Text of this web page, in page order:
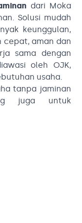
dari Moka
Solusi mudah
keunggulan,
cepat, aman dan
sama dengan
oleh OJK,
usaha.
tanpa jaminan
juga untuk